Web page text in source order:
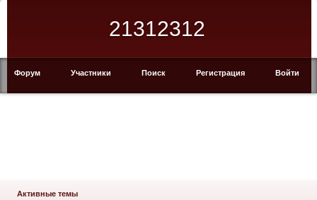
21312312
Форум Участники Поиск Регистрация Войти
Активные темы